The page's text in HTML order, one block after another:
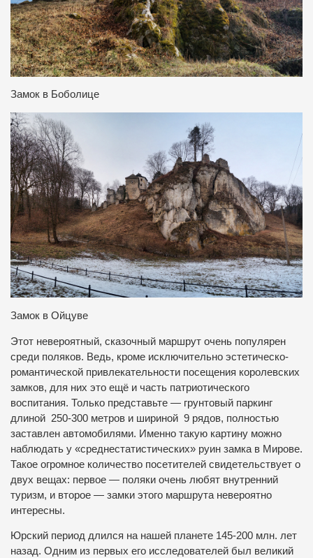
Замок в Боболице
Замок в Ойцуве
Этот невероятный, сказочный маршрут очень популярен
среди поляков. Ведь, кроме исключительно эстетическо-
романтической привлекательности посещения королевских
замков, для них это ещё и часть патриотического
воспитания. Только представьте — грунтовый паркинг
длиной 250-300 метров и шириной 9 рядов, полностью
заставлен автомобилями. Именно такую картину можно
наблюдать у «среднестатистических» руин замка в Мирове.
Такое огромное количество посетителей свидетельствует о
двух вещах: первое — поляки очень любят внутренний
туризм, и второе — замки этого маршрута невероятно
интересны.
Юрский период длился на нашей планете 145-200 млн. лет
назад. Одним из первых его исследователей был великий